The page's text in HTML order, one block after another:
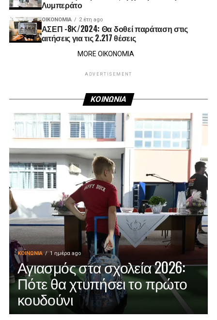
Λυμπεράτο
ΟΙΚΟΝΟΜΊΑ 2 έτη ago
ΑΣΕΠ -8Κ/2024: Θα δοθεί παράταση στις
αιτήσεις για τις 2.217 θέσεις
MORE ΟΙΚΟΝΟΜΙΑ
ADVERTISEMENT
ΚΟΙΝΩΝΙΑ
ΚΟΙΝΩΝΊΑ 1 ημέρα ago
Αγιασμός στα σχολεία 2026:
Πότε θα χτυπήσει το πρώτο
κουδούνι